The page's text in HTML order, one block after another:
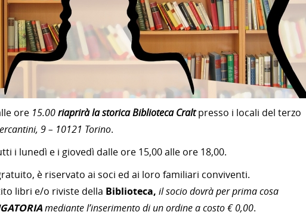
ore 15.00riaprirà la storica Biblioteca Craltpresso i locali del terzo
9 – 10121 Torino.
i lunedì e i giovedì dalle ore 15,00 alle ore 18,00.
è riservato ai soci ed ai loro familiari conviventi.
libri e/o riviste della Biblioteca, il socio dovrà per prima cosa
mediante l’inserimento di un ordine a costo € 0,00.